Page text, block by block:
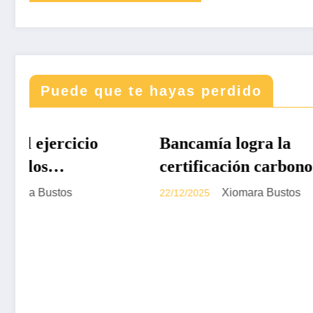
Puede que te hayas perdido
DESTACADAS
Bancamía logra la
certificación carbono
neutralidad, bajo la
22/12/2025 Xiomara Bustos
338
19/12/